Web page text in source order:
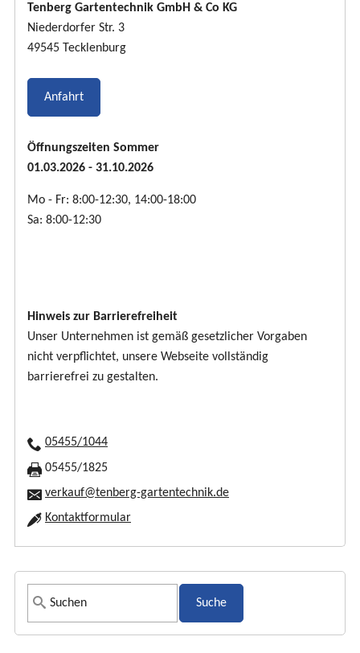
Tenberg Gartentechnik GmbH & Co KG
Niederdorfer Str. 3
49545 Tecklenburg
Anfahrt
Öffnungszeiten Sommer
01.03.2026 - 31.10.2026
Mo - Fr: 8:00-12:30, 14:00-18:00
Sa: 8:00-12:30
Hinweis zur Barrierefreiheit
Unser Unternehmen ist gemäß gesetzlicher Vorgaben
nicht verpflichtet, unsere Webseite vollständig
barrierefrei zu gestalten.
05455/1044
05455/1825
verkauf@tenberg-gartentechnik.de
Kontaktformular
S
u